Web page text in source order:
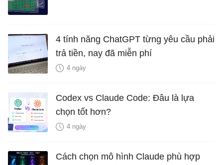
4 tính năng ChatGPT từng yêu cầu phải
trả tiền, nay đã miễn phí
4 ngày
Codex vs Claude Code: Đâu là lựa
chọn tốt hơn?
4 ngày
Cách chọn mô hình Claude phù hợp